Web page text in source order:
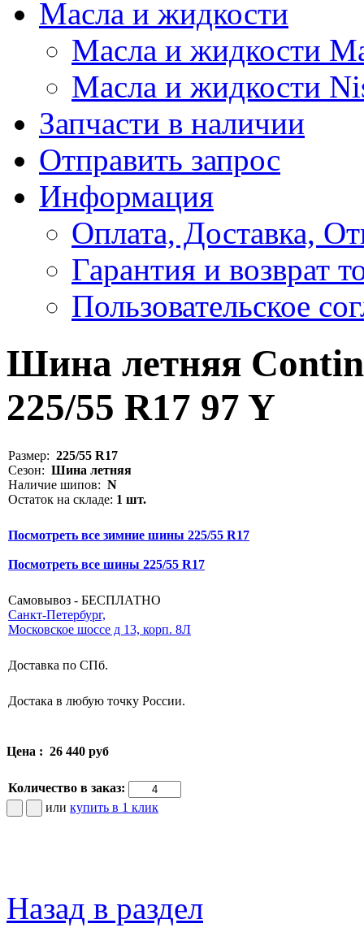
Масла и жидкости
Масла и жидкости
Масла и жидкости
Запчасти в наличии
Отправить запрос
Информация
Оплата, Доставка,
Гарантия и возврат
Пользовательское
Шина летняя
225/55 R17 97 Y
Размер: 225/55 R17
Сезон: Шина летняя
Наличие шипов: N
Остаток на складе: 1 шт.
Посмотреть все зимние шины 225/55 R17
Посмотреть все шины 225/55 R17
Самовывоз - БЕСПЛАТНО
Санкт-Петербург,
Московское шоссе д 13, корп. 8Л
Доставка по СПб.
Достака в любую точку России.
Цена : 26 440 руб
Количество в заказ:
или купить в 1 клик
Назад в раздел